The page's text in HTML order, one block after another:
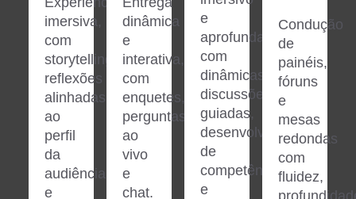
imersiva,
com
storytelling,
reflexões
alinhadas
ao
perfil
da
audiência
e
dinâmica
e
interativa,
com
enquetes,
perguntas
ao
vivo
e
chat.
e
aprofundado,
com
dinâmicas,
discussões
guiadas,
desenvolvimento
de
competências
e
Condução
de
painéis,
fóruns
e
mesas
redondas
com
fluidez,